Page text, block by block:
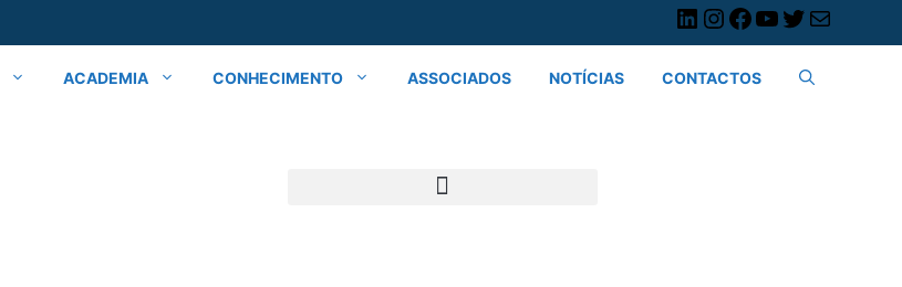
ACADEMIA CONHECIMENTO ASSOCIADOS NOTÍCIAS CONTACTOS